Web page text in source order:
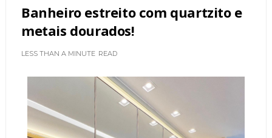
Banheiro estreito com quartzito e
metais dourados!
LESS THAN A MINUTE READ